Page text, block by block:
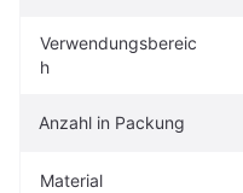
Verwendungsbereic
h
Anzahl in Packung
Material